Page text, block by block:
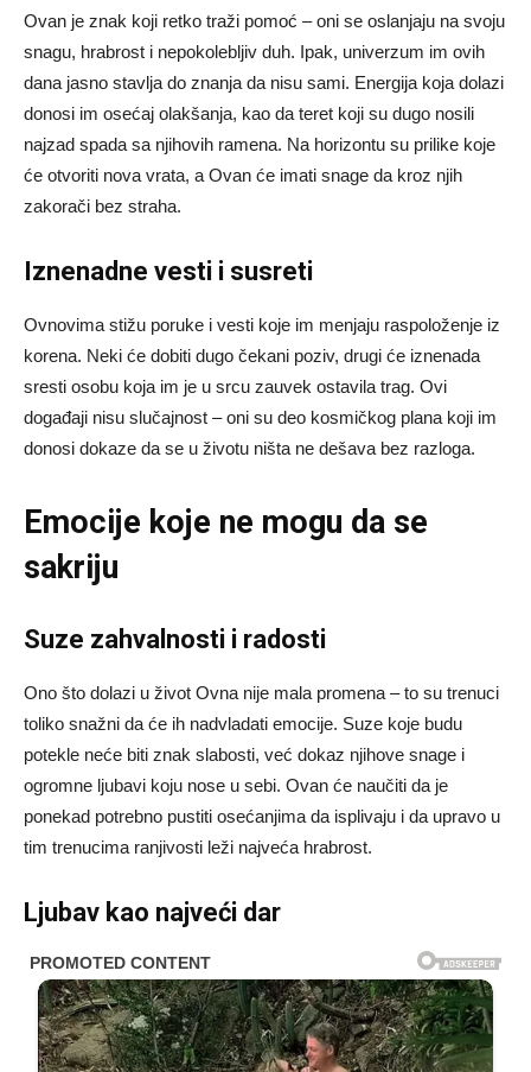
Ovan je znak koji retko traži pomoć – oni se oslanjaju na svoju
snagu, hrabrost i nepokolebljiv duh. Ipak, univerzum im ovih
dana jasno stavlja do znanja da nisu sami. Energija koja dolazi
donosi im osećaj olakšanja, kao da teret koji su dugo nosili
najzad spada sa njihovih ramena. Na horizontu su prilike koje
će otvoriti nova vrata, a Ovan će imati snage da kroz njih
zakorači bez straha.
Iznenadne vesti i susreti
Ovnovima stižu poruke i vesti koje im menjaju raspoloženje iz
korena. Neki će dobiti dugo čekani poziv, drugi će iznenada
sresti osobu koja im je u srcu zauvek ostavila trag. Ovi
događaji nisu slučajnost – oni su deo kosmičkog plana koji im
donosi dokaze da se u životu ništa ne dešava bez razloga.
Emocije koje ne mogu da se
sakriju
Suze zahvalnosti i radosti
Ono što dolazi u život Ovna nije mala promena – to su trenuci
toliko snažni da će ih nadvladati emocije. Suze koje budu
potekle neće biti znak slabosti, već dokaz njihove snage i
ogromne ljubavi koju nose u sebi. Ovan će naučiti da je
ponekad potrebno pustiti osećanjima da isplivaju i da upravo u
tim trenucima ranjivosti leži najveća hrabrost.
Ljubav kao najveći dar